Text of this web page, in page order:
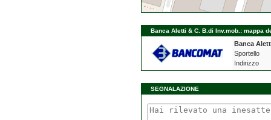
Banca Aletti & C. B.di Inv.mob.: mappa
Banca
Sportello
Indirizzo
SEGNALAZIONE